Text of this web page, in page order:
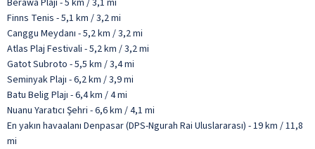
Finns Tenis - 5,1 km / 3,2 mi
Canggu Meydanı - 5,2 km / 3,2 mi
Atlas Plaj Festivali - 5,2 km / 3,2 mi
Gatot Subroto - 5,5 km / 3,4 mi
Seminyak Plajı - 6,2 km / 3,9 mi
Batu Belig Plajı - 6,4 km / 4 mi
Nuanu Yaratıcı Şehri - 6,6 km / 4,1 mi
En yakın havaalanı Denpasar (DPS-Ngurah Rai Uluslararası) - 19 km / 11,8
mi